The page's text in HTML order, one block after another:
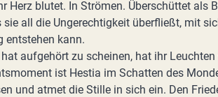
Herz blutet. In Strömen. Überschüttet als
all die Ungerechtigkeit überfließt, mit
entstehen kann.
aufgehört zu scheinen, hat ihr
ist Hestia im Schatten des
und atmet die Stille in sich ein. Den